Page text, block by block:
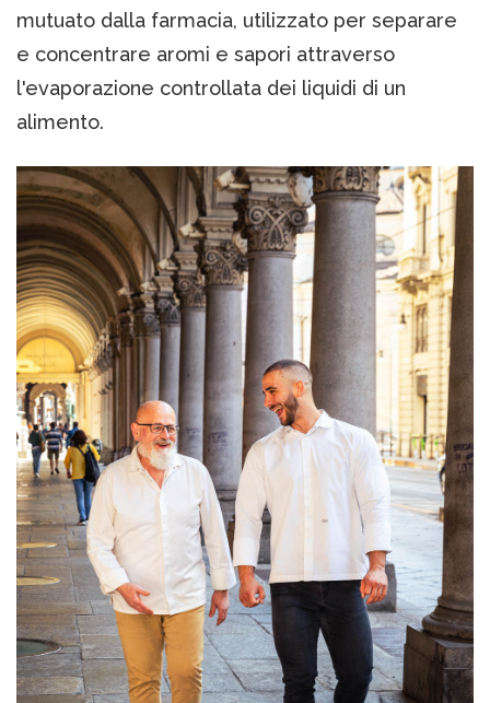
mutuato dalla farmacia, utilizzato per separare
e concentrare aromi e sapori attraverso
l'evaporazione controllata dei liquidi di un
alimento.